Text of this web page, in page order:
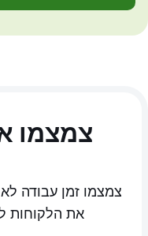
צמצמו
צמצמו זמן עבודה
את הלקוחות